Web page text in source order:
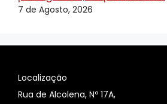
7 de Agosto, 2026
Localização
Rua de Alcolena, Nº 17A,